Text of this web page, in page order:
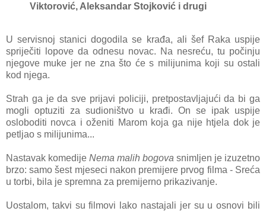
Viktorović, Aleksandar Stojković i drugi
U servisnoj stanici dogodila se krađa, ali šef Raka uspije
spriječiti lopove da odnesu novac. Na nesreću, tu počinju
njegove muke jer ne zna što će s milijunima koji su ostali
kod njega.
Strah ga je da sve prijavi policiji, pretpostavljajući da bi ga
mogli optuziti za sudioništvo u krađi. On se ipak uspije
osloboditi novca i oženiti Marom koja ga nije htjela dok je
petljao s milijunima...
Nastavak komedije Nema malih bogova snimljen je izuzetno
brzo: samo šest mjeseci nakon premijere prvog filma - Sreća
u torbi, bila je spremna za premijerno prikazivanje.
Uostalom, takvi su filmovi lako nastajali jer su u osnovi bili